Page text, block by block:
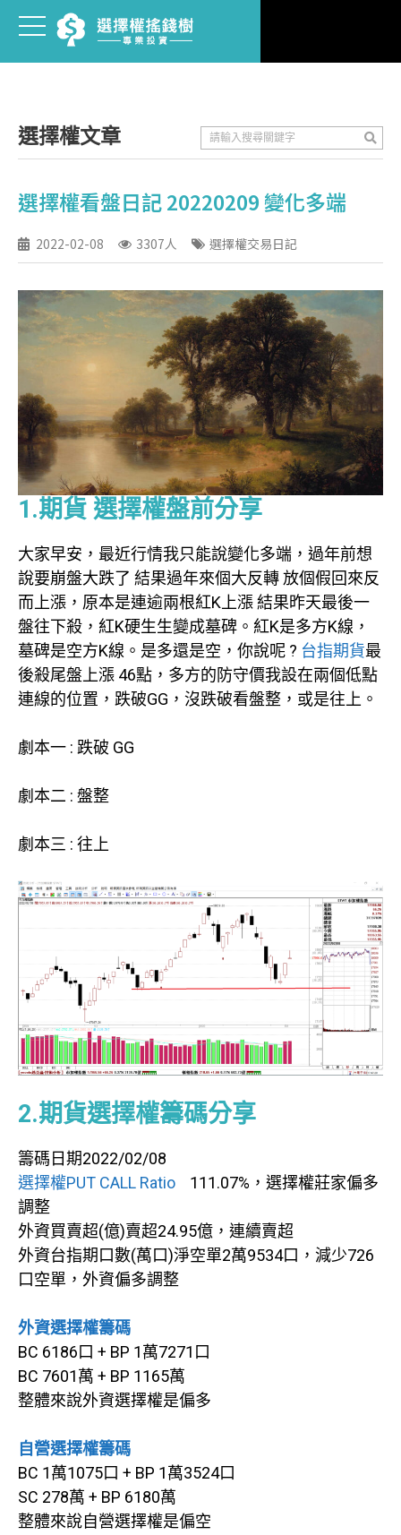
選擇權文章
選擇權看盤日記 20220209 變化多端
2022-02-08 3307人 選擇權交易日記
1.期貨 選擇權盤前分享
大家早安，最近行情我只能說變化多端，過年前想
說要崩盤大跌了 結果過年來個大反轉 放個假回來反
而上漲，原本是連逾兩根紅K上漲 結果昨天最後一
盤往下殺，紅K硬生生變成墓碑。紅K是多方K線，
墓碑是空方K線。是多還是空，你說呢 ? 台指期貨最
後殺尾盤上漲 46點，多方的防守價我設在兩個低點
連線的位置，跌破GG，沒跌破看盤整，或是往上。
劇本一 : 跌破 GG
劇本二 : 盤整
劇本三 : 往上
2.期貨選擇權籌碼分享
籌碼日期2022/02/08
選擇權PUT CALL Ratio 111.07%，選擇權莊家偏多
調整
外資買賣超(億)賣超24.95億，連續賣超
外資台指期口數(萬口)淨空單2萬9534口，減少726
口空單，外資偏多調整
外資選擇權籌碼
BC 6186口 + BP 1萬7271口
BC 7601萬 + BP 1165萬
整體來說外資選擇權是偏多
自營選擇權籌碼
BC 1萬1075口 + BP 1萬3524口
SC 278萬 + BP 6180萬
整體來說自營選擇權是偏空